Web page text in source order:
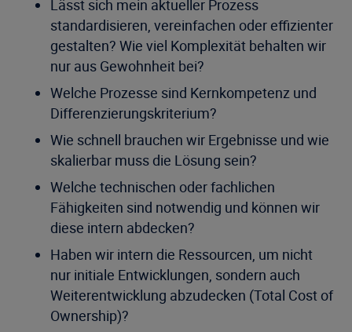
Lässt sich mein aktueller Prozess
standardisieren, vereinfachen oder effizienter
gestalten? Wie viel Komplexität behalten wir
nur aus Gewohnheit bei?
Welche Prozesse sind Kernkompetenz und
Differenzierungskriterium?
Wie schnell brauchen wir Ergebnisse und wie
skalierbar muss die Lösung sein?
Welche technischen oder fachlichen
Fähigkeiten sind notwendig und können wir
diese intern abdecken?
Haben wir intern die Ressourcen, um nicht
nur initiale Entwicklungen, sondern auch
Weiterentwicklung abzudecken (Total Cost of
Ownership)?